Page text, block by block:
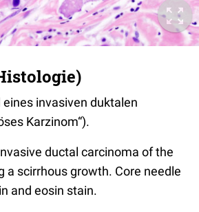
invasiven duktalen
Karzinom“).
ductal carcinoma of the
a scirrhous growth. Core needle
and eosin stain.